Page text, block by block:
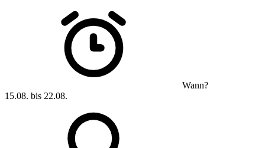
Wann?
15.08. bis 22.08.